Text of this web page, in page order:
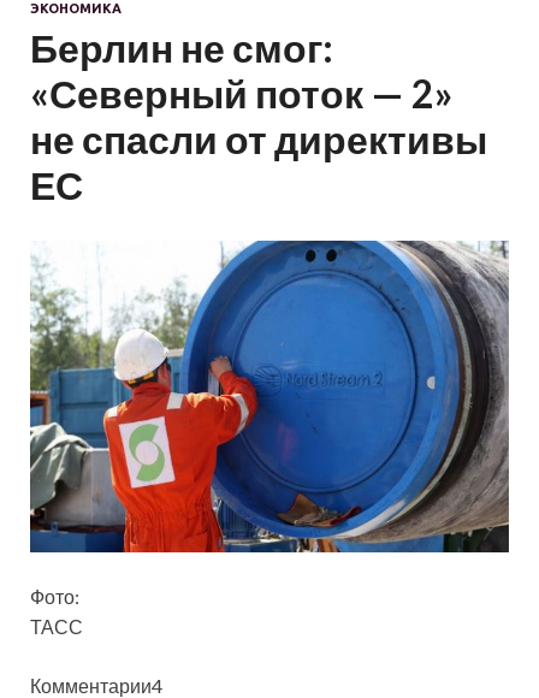
ЭКОНОМИКА
Берлин не смог:
«Северный поток — 2»
не спасли от директивы
ЕС
Фото:
ТАСС
Комментарии4